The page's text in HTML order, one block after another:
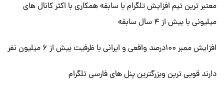
معتبر ترین تیم افزایش تلگرام با سابقه همکاری با اکثر کانال های
میلیونی با بیش از ۴ سال سابقه
افزایش ممبر ۱۰۰درصد واقعی و ایرانی با ظرفیت بیش از ۶ میلیون نفر
دارند قویی ترین وبزرگترین پنل های فارسی تلگرام